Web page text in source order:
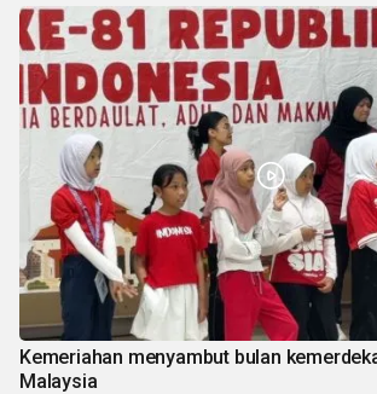
Kemeriahan menyambut bulan
Malaysia